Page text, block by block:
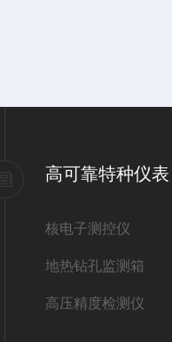
高可靠特种仪表
核电子测控仪
地热钻孔监测箱
高压精度检测仪